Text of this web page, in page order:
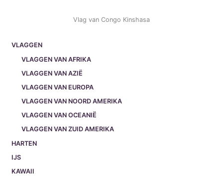
VLAGGEN
VLAGGEN VAN AFRIKA
VLAGGEN VAN AZIË
VLAGGEN VAN EUROPA
VLAGGEN VAN NOORD AMERIKA
VLAGGEN VAN OCEANIË
VLAGGEN VAN ZUID AMERIKA
HARTEN
IJS
KAWAII
Vlag van Congo Kinshasa